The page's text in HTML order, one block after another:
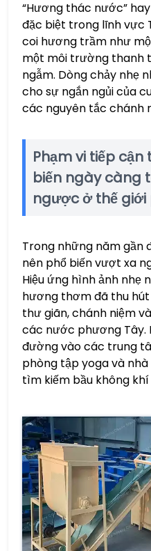
“Hương thác nước”
đặc biệt trong lĩnh vực
coi hương trầm như
một môi trường thanh
ngẫm. Dòng chảy nhẹ
cho sự ngắn ngủi của
các nguyên tắc chánh
Phạm vi tiếp cận
biến ngày càng
ngược ở thế
Trong những năm gần
nên phổ biến vượt xa
Hiệu ứng hình ảnh nhẹ
hương thơm đã thu
thư giãn, chánh niệm
các nước phương
đường vào các trung
phòng tập yoga và
tìm kiếm bầu không